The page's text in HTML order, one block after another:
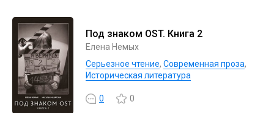
Под знаком OST. Книга 2
Елена Немых
Серьезное чтение, Современная проза,
Историческая литература
0 0